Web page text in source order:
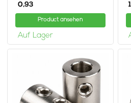
0,93
Product ansehen
Auf Lager